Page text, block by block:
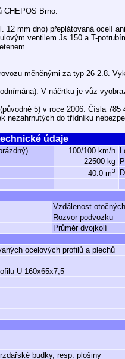
CHEPOS Brno.
mm dno) přeplátovaná ocelí
ventilem Js 150 a T-
měněnými za typ 26-2.8.
V náčrtku je vůz
5) v roce 2006. Čísla 785
nezahrnutých do třídníku
údaje
100/100 km/h
22500 kg
40.0 m3
Vzdálenost
Rozvor podvozku
Průměr dvojkolí
ocelových profilů a plechů
U 160x65x7,5
budky, resp. plošiny